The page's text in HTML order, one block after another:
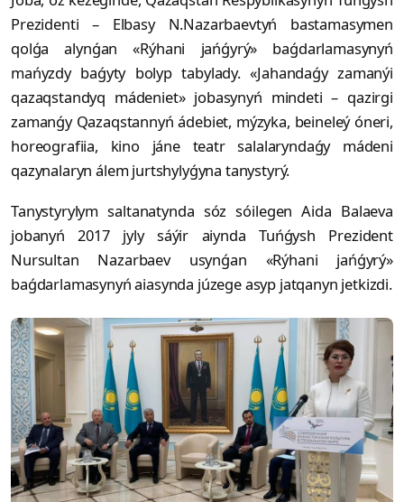
Prezidenti – Elbasy N.Nazarbaevtyń bastamasymen
qolǵa alynǵan «Rýhani jańǵyrý» baǵdarlamasynyń
mańyzdy baǵyty bolyp tabylady. «Jahandaǵy zamanýi
qazaqstandyq mádeniet» jobasynyń mindeti – qazirgi
zamanǵy Qazaqstannyń ádebiet, mýzyka, beineleý óneri,
horeografiia, kino jáne teatr salalaryndaǵy mádeni
qazynalaryn álem jurtshylyǵyna tanystyrý.
Tanystyrylym saltanatynda sóz sóilegen Aida Balaeva
jobanyń 2017 jyly sáýir aiynda Tuńǵysh Prezident
Nursultan Nazarbaev usynǵan «Rýhani jańǵyrý»
baǵdarlamasynyń aiasynda júzege asyp jatqanyn jetkizdi.